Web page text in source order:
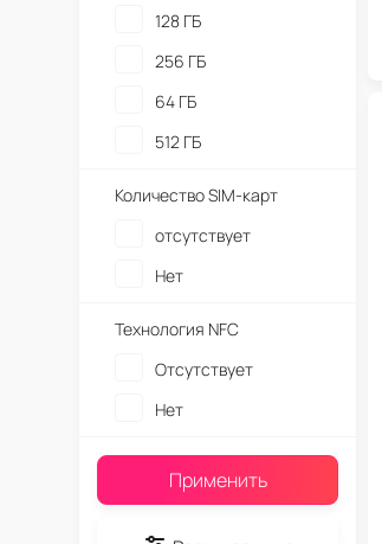
128 ГБ
256 ГБ
64 ГБ
512 ГБ
Количество SIM-карт
отсутствует
Нет
Технология NFC
Отсутствует
Нет
Применить